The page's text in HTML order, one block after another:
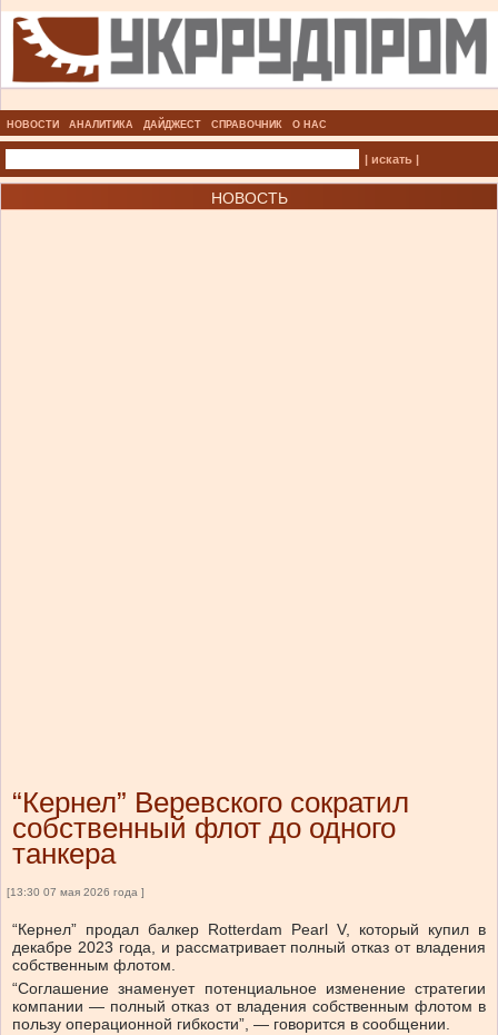
НОВОСТИ АНАЛИТИКА ДАЙДЖЕСТ СПРАВОЧНИК О НАС
| искать |
НОВОСТЬ
“Кернел” Веревского сократил
собственный флот до одного
танкера
[13:30 07 мая 2026 года ]
“Кернел” продал балкер Rotterdam Pearl V, который купил в
декабре 2023 года, и рассматривает полный отказ от владения
собственным флотом.
“Соглашение знаменует потенциальное изменение стратегии
компании — полный отказ от владения собственным флотом в
пользу операционной гибкости”, — говорится в сообщении.